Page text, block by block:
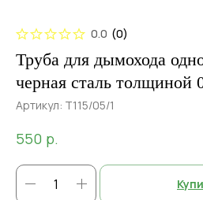
0.0 (0)
Труба для дымохода
черная сталь
Артикул: Т115/05/1
550 р.